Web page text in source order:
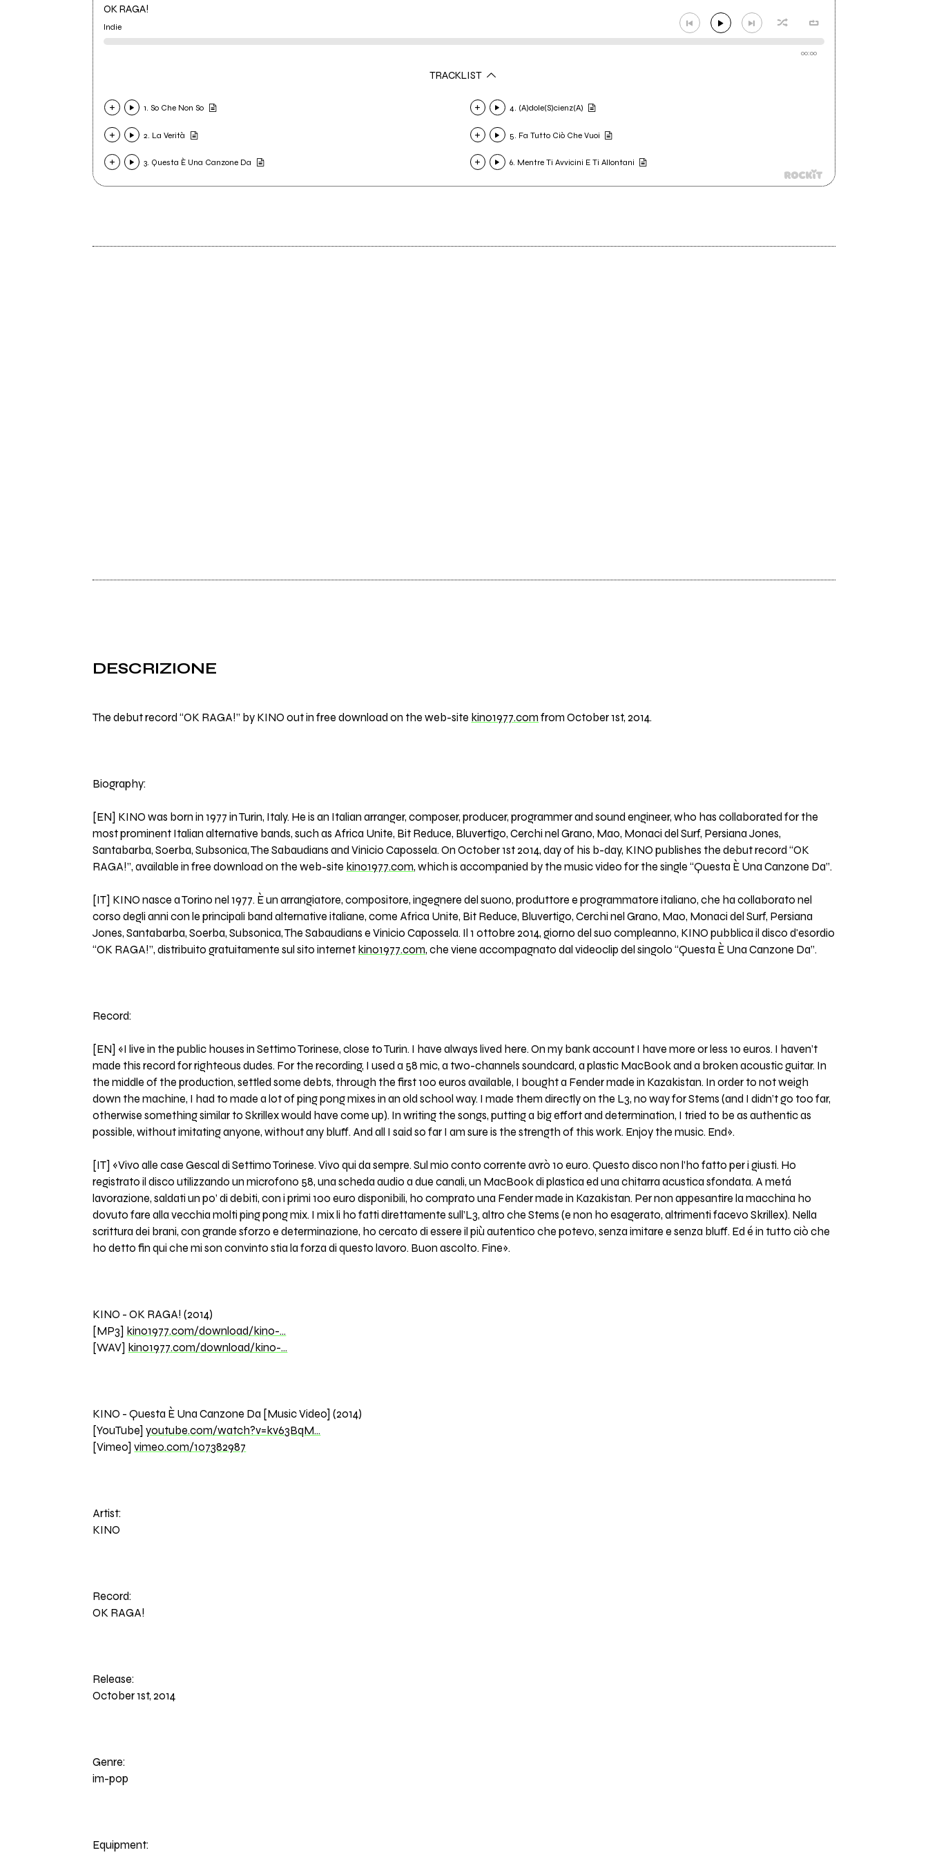
OK RAGA!
Indie
00:00
TRACKLIST
1. So Che Non So
2. La Verità
3. Questa È Una Canzone Da
4. (A)dole(S)cienz(A)
5. Fa Tutto Ciò Che Vuoi
6. Mentre Ti Avvicini E Ti Allontani
DESCRIZIONE
The debut record “OK RAGA!” by KINO out in free download on the web-site kino1977.com from October 1st, 2014.
Biography:
[EN] KINO was born in 1977 in Turin, Italy. He is an Italian arranger, composer, producer, programmer and sound engineer, who has collaborated for the
most prominent Italian alternative bands, such as Africa Unite, Bit Reduce, Bluvertigo, Cerchi nel Grano, Mao, Monaci del Surf, Persiana Jones,
Santabarba, Soerba, Subsonica, The Sabaudians and Vinicio Capossela. On October 1st 2014, day of his b-day, KINO publishes the debut record “OK
RAGA!”, available in free download on the web-site kino1977.com, which is accompanied by the music video for the single “Questa È Una Canzone Da”.
[IT] KINO nasce a Torino nel 1977. È un arrangiatore, compositore, ingegnere del suono, produttore e programmatore italiano, che ha collaborato nel
corso degli anni con le principali band alternative italiane, come Africa Unite, Bit Reduce, Bluvertigo, Cerchi nel Grano, Mao, Monaci del Surf, Persiana
Jones, Santabarba, Soerba, Subsonica, The Sabaudians e Vinicio Capossela. Il 1 ottobre 2014, giorno del suo compleanno, KINO pubblica il disco d'esordio
“OK RAGA!”, distribuito gratuitamente sul sito internet kino1977.com, che viene accompagnato dal videoclip del singolo “Questa È Una Canzone Da”.
Record:
[EN] «I live in the public houses in Settimo Torinese, close to Turin. I have always lived here. On my bank account I have more or less 10 euros. I haven’t
made this record for righteous dudes. For the recording, I used a 58 mic, a two-channels soundcard, a plastic MacBook and a broken acoustic guitar. In
the middle of the production, settled some debts, through the first 100 euros available, I bought a Fender made in Kazakistan. In order to not weigh
down the machine, I had to made a lot of ping pong mixes in an old school way. I made them directly on the L3, no way for Stems (and I didn’t go too far,
otherwise something similar to Skrillex would have come up). In writing the songs, putting a big effort and determination, I tried to be as authentic as
possible, without imitating anyone, without any bluff. And all I said so far I am sure is the strength of this work. Enjoy the music. End».
[IT] «Vivo alle case Gescal di Settimo Torinese. Vivo qui da sempre. Sul mio conto corrente avrò 10 euro. Questo disco non l’ho fatto per i giusti. Ho
registrato il disco utilizzando un microfono 58, una scheda audio a due canali, un MacBook di plastica ed una chitarra acustica sfondata. A metá
lavorazione, saldati un po’ di debiti, con i primi 100 euro disponibili, ho comprato una Fender made in Kazakistan. Per non appesantire la macchina ho
dovuto fare alla vecchia molti ping pong mix. I mix li ho fatti direttamente sull’L3, altro che Stems (e non ho esagerato, altrimenti facevo Skrillex). Nella
scrittura dei brani, con grande sforzo e determinazione, ho cercato di essere il più autentico che potevo, senza imitare e senza bluff. Ed é in tutto ciò che
ho detto fin qui che mi son convinto stia la forza di questo lavoro. Buon ascolto. Fine».
KINO - OK RAGA! (2014)
[MP3] kino1977.com/download/kino-…
[WAV] kino1977.com/download/kino-…
KINO - Questa È Una Canzone Da [Music Video] (2014)
[YouTube]youtube.com/watch?v=kv63BqM…
[Vimeo]vimeo.com/107382987
Artist:
KINO
Record:
OK RAGA!
Release:
October 1st, 2014
Genre:
im-pop
Equipment: